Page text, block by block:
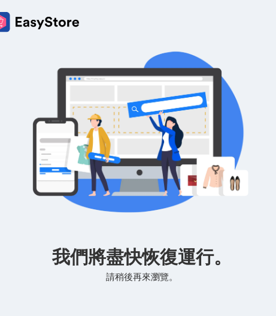
我們將盡快恢復運行。
請稍後再來瀏覽。